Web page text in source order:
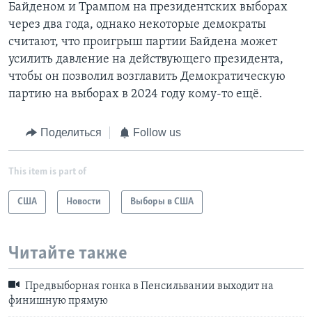
Байденом и Трампом на президентских выборах
через два года, однако некоторые демократы
считают, что проигрыш партии Байдена может
усилить давление на действующего президента,
чтобы он позволил возглавить Демократическую
партию на выборах в 2024 году кому-то ещё.
Поделиться Follow us
This item is part of
США Новости Выборы в США
Читайте также
Предвыборная гонка в Пенсильвании выходит на
финишную прямую